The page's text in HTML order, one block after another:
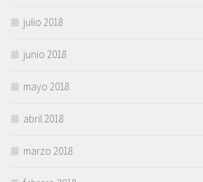
julio 2018
junio 2018
mayo 2018
abril 2018
marzo 2018